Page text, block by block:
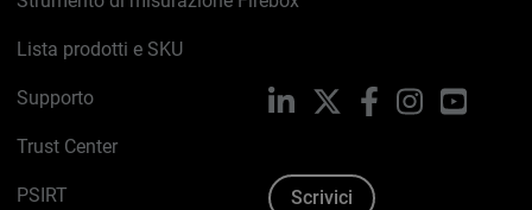
Lista prodotti e SKU
Supporto
Trust Center
PSIRT
LinkedIn FacebookInstagram
Scrivici